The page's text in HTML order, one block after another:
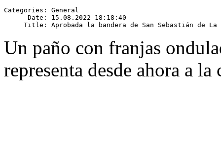
Categories: General
      Date: 15.08.2022 18:18:40
Un paño con franjas
representa desde ahora a